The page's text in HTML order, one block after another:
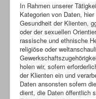
In Rahmen unserer
Kategorien von Daten,
Gesundheit der Klienten,
oder der sexuellen
rassische und ethnische
religiöse oder
holen wir, sofern
der Klienten ein und
Daten ansonsten sofern
dient, die Daten öffentlich